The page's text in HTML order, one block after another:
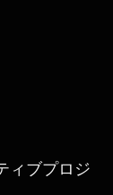
ィブプロジ